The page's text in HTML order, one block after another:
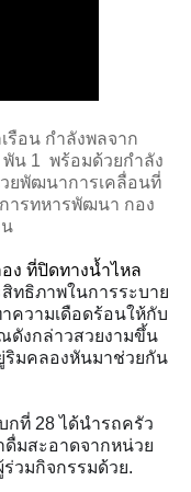
รือน กำลังพลจาก
พัน 1 พร้อมด้วยกำลัง
ยพัฒนาการเคลื่อนที่
ารทหารพัฒนา กอง
ง ที่ปิดทางน้ำไหล
สิทธิภาพในการระบาย
ความเดือดร้อนให้กับ
ดังกล่าวสวยงามขึ้น
ริมคลองหันมาช่วยกัน
กที่ 28ได้นำรถครัว
ดื่มสะอาดจากหน่วย
วมกิจกรรมด้วย.